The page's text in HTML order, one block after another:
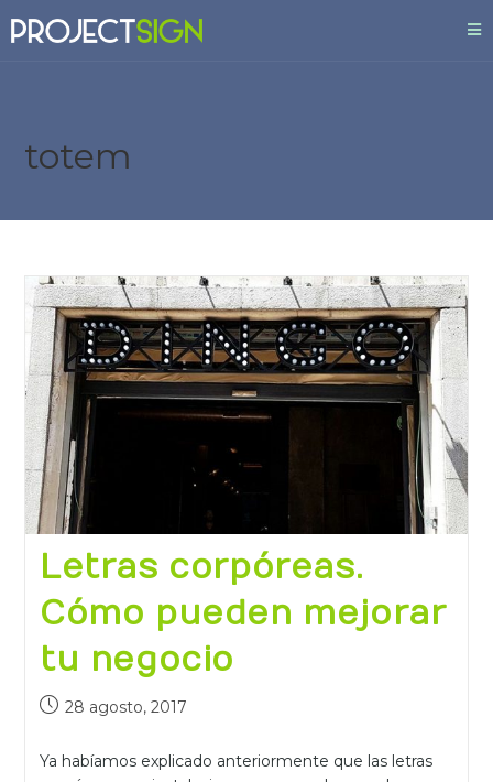
totem
Letras corpóreas.
Cómo pueden mejorar
tu negocio
28 agosto, 2017
Ya habíamos explicado anteriormente que las letras